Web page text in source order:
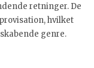
retninger. De
hvilket
genre.